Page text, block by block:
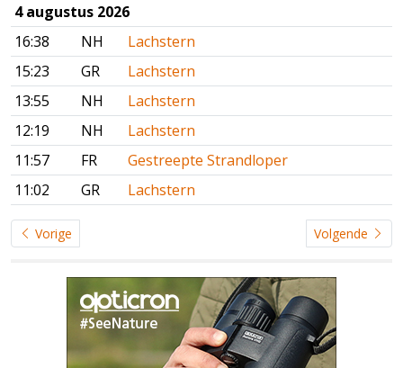
4 augustus 2026
16:38
NH
Lachstern
15:23
GR
Lachstern
13:55
NH
Lachstern
12:19
NH
Lachstern
11:57
FR
Gestreepte Strandloper
11:02
GR Lachstern
Vorige Volgende